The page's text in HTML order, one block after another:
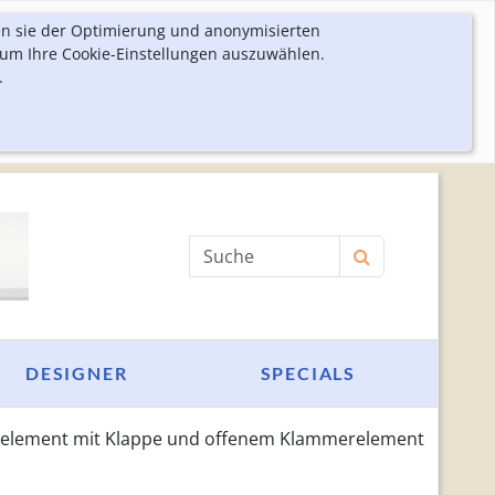
sie der Optimierung und anonymisierten
Ihre Cookie-Einstellungen auszuwählen.
.
Produktsuche
SPECIALS
DESIGNER
mit Klappe und offenem Klammerelement